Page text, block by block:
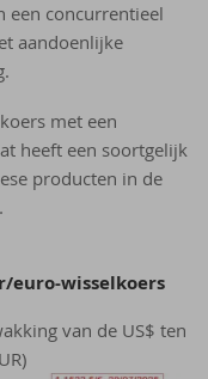
een concurrentieel
aandoenlijke
met een
heeft een soortgelijk
producten in de
euro-wisselkoers
van de US$ ten